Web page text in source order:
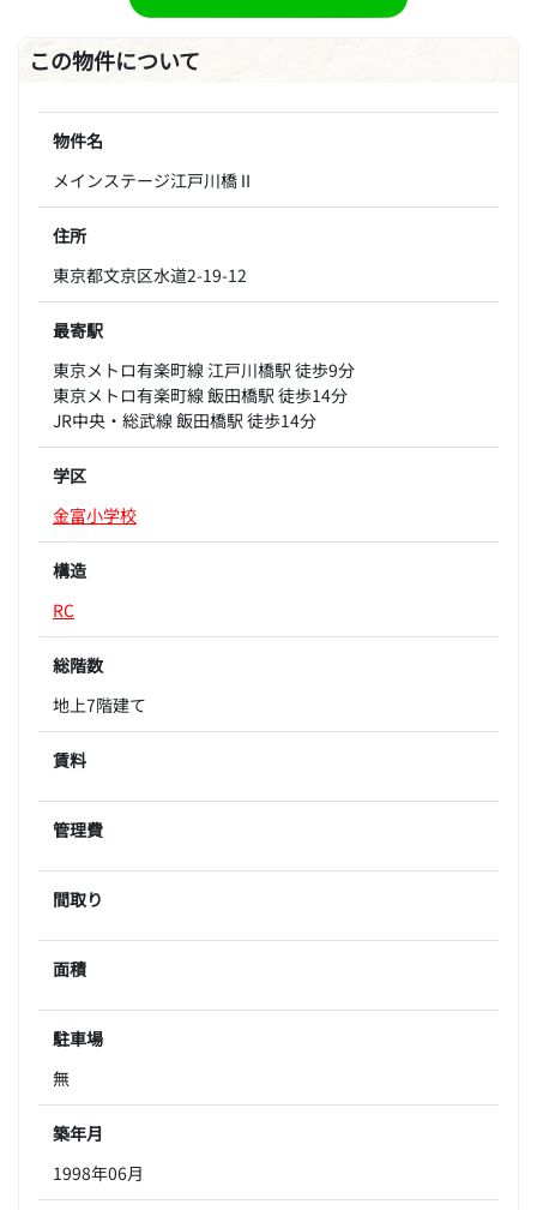
この物件について
物件名
メインステージ江戸川橋Ⅱ
住所
東京都文京区水道2-19-12
最寄駅
東京メトロ有楽町線 江戸川橋駅 徒歩9分
東京メトロ有楽町線 飯田橋駅 徒歩14分
JR中央・総武線 飯田橋駅 徒歩14分
学区
金富小学校
構造
RC
総階数
地上7階建て
賃料
管理費
間取り
面積
駐車場
無
築年月
1998年06月